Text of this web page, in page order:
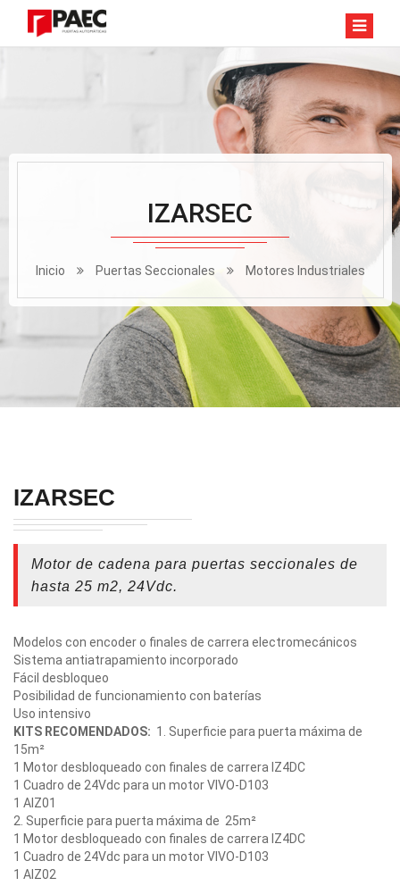
IZARSEC
Inicio Puertas Seccionales Motores Industriales
IZARSEC
Motor de cadena para puertas seccionales de
hasta 25 m2, 24Vdc.
Modelos con encoder o finales de carrera electromecánicos
Sistema antiatrapamiento incorporado
Fácil desbloqueo
Posibilidad de funcionamiento con baterías
Uso intensivo
KITS RECOMENDADOS: 1. Superficie para puerta máxima de
15m²
1 Motor desbloqueado con finales de carrera IZ4DC
1 Cuadro de 24Vdc para un motorVIVO-D103
1 AIZ01
2. Superficie para puerta máxima de 25m²
1 Motor desbloqueado con finales de carrera IZ4DC
1 Cuadro de 24Vdc para un motorVIVO-D103
1 AIZ02